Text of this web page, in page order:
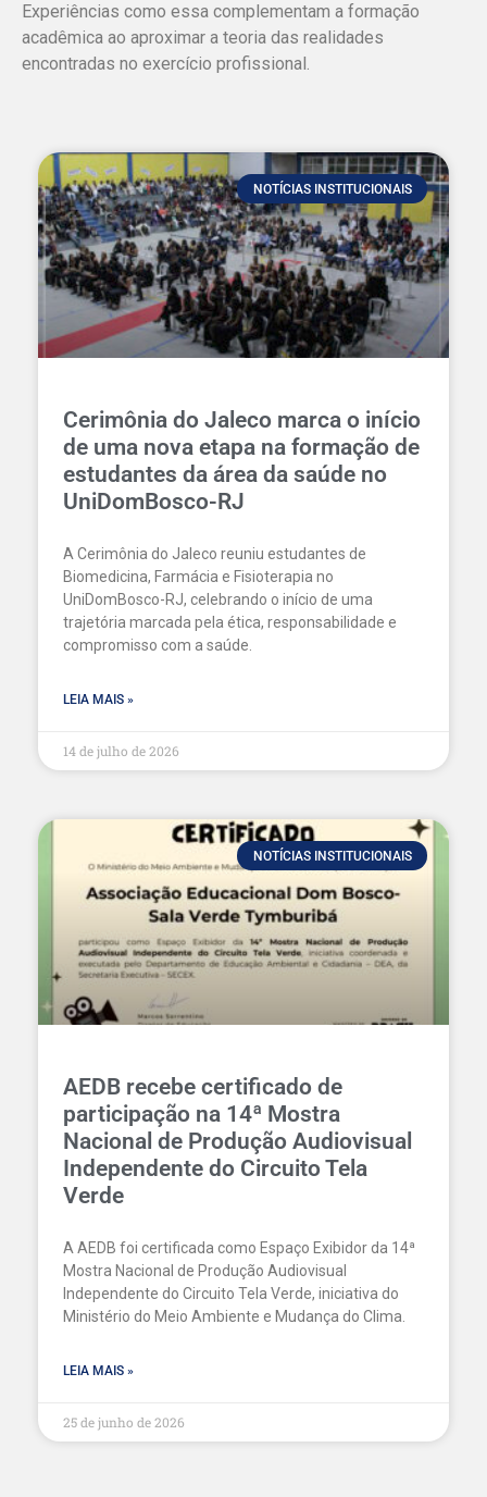
Experiências como essa complementam a formação
acadêmica ao aproximar a teoria das realidades
encontradas no exercício profissional.
NOTÍCIAS INSTITUCIONAIS
Cerimônia do Jaleco marca o início
de uma nova etapa na formação de
estudantes da área da saúde no
UniDomBosco-RJ
A Cerimônia do Jaleco reuniu estudantes de
Biomedicina, Farmácia e Fisioterapia no
UniDomBosco-RJ, celebrando o início de uma
trajetória marcada pela ética, responsabilidade e
compromisso com a saúde.
LEIA MAIS »
14 de julho de 2026
NOTÍCIAS INSTITUCIONAIS
AEDB recebe certificado de
participação na 14ª Mostra
Nacional de Produção Audiovisual
Independente do Circuito Tela
Verde
A AEDB foi certificada como Espaço Exibidor da 14ª
Mostra Nacional de Produção Audiovisual
Independente do Circuito Tela Verde, iniciativa do
Ministério do Meio Ambiente e Mudança do Clima.
LEIA MAIS »
25 de junho de 2026